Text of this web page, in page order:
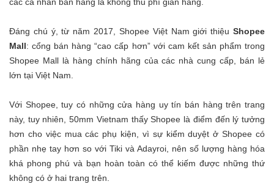
Đáng chú ý, từ năm 2017, Shopee Việt Nam giới thiệu Shopee
Mall: cổng bán hàng “cao cấp hơn” với cam kết sản phẩm trong
Shopee Mall là hàng chính hãng của các nhà cung cấp, bán lẻ
lớn tại Việt Nam.
Với Shopee, tuy có những cửa hàng uy tín bán hàng trên trang
này, tuy nhiên, 50mm Vietnam thấy Shopee là điểm đến lý tưởng
hơn cho việc mua các phụ kiện, vì sự kiểm duyệt ở Shopee có
phần nhẹ tay hơn so với Tiki và Adayroi, nên số lượng hàng hóa
khá phong phú và bạn hoàn toàn có thể kiếm được những thứ
không có ở hai trang trên.